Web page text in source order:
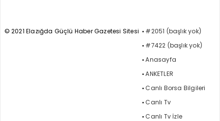
© 2021 Elazığda Güçlü Haber Gazetesi Sitesi
#2051 (başlık yok)
#7422 (başlık yok)
Anasayfa
ANKETLER
Canlı Borsa Bilgileri
Canlı Tv
Canlı Tv İzle